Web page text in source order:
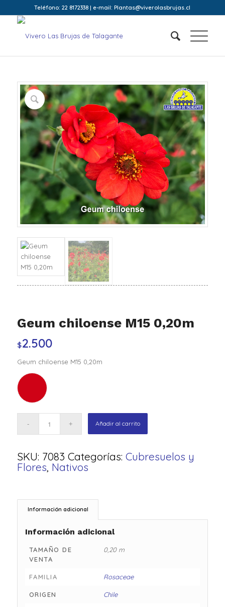
Teléfono: 22 8172338 | e-mail: Plantas@viverolasbrujas.cl
Geum chiloense M15 0,20m
$2.500
Geum chiloense M15 0,20m
Añadir al carrito
SKU: 7083 Categorías: Cubresuelos y
Flores, Nativos
Información adicional
Información adicional
TAMAÑO DE
VENTA
0,20 m
FAMILIA Rosaceae
ORIGEN Chile